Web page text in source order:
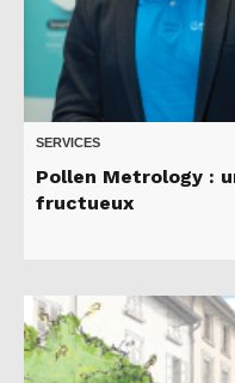
SERVICES
Pollen Metrology :
fructueux